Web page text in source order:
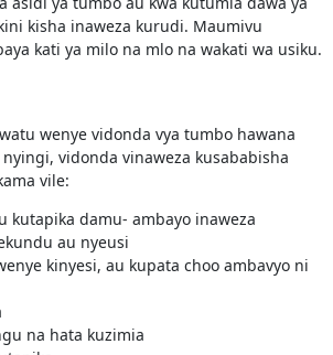
kisha inaweza kurudi. Maumivu
kati ya milo na mlo na wakati wa usiku.
wenye vidonda vya tumbo hawana
vidonda vinaweza kusababisha
vile:
kutapika damu- ambayo inaweza
au nyeusi
kinyesi, au kupata choo ambavyo ni
na hata kuzimia